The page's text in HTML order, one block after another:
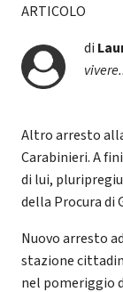
ARTICOLO
di
Altro arresto
Carabinieri. A
di lui,
della Procura di
Nuovo arresto
stazione
nel pomeriggio